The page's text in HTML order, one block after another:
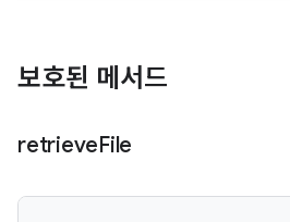
보호된 메서드
retrieveFile